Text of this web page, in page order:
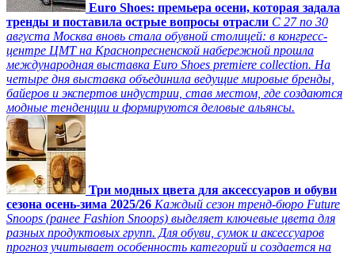
Euro Shoes: премьера осени, которая задала
тренды и поставила острые вопросы отрасли С 27 по 30
августа Москва вновь стала обувной столицей: в конгресс-
центре ЦМТ на Краснопресненской набережной прошла
международная выставка Euro Shoes premiere collection. На
четыре дня выставка объединила ведущие мировые бренды,
байеров и экспертов индустрии, став местом, где создаются
модные тенденции и формируются деловые альянсы.
Три модных цвета для аксессуаров и обуви
сезона осень-зима 2025/26 Каждый сезон тренд-бюро Future
Snoops (ранее Fashion Snoops) выделяет ключевые цвета для
разных продуктовых групп. Для обуви, сумок и аксессуаров
прогноз учитывает особенность категорий и создается на